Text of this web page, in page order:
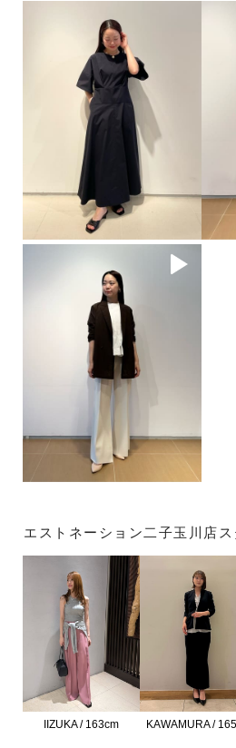
エストネーション二子玉川店
IIZUKA / 163cm KAWAMURA /